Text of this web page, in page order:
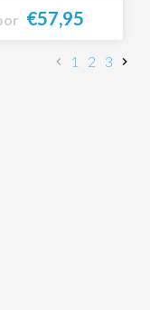
€57,95
product
1 2 3